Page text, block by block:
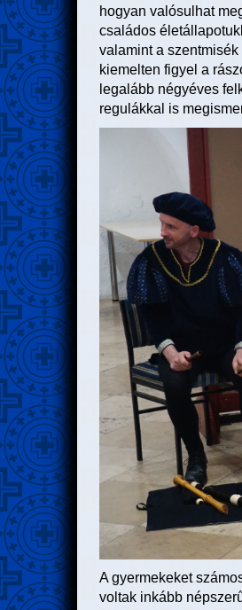
hogyan valósulhat
családos
valamint a
kiemelten figyel a
legalább négyéves
regulákkal is
A gyermekeket
voltak inkább